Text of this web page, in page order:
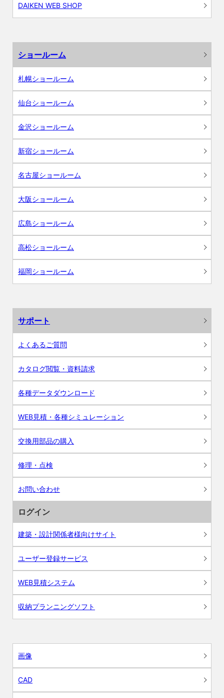
DAIKEN WEB SHOP
ショールーム
札幌ショールーム
仙台ショールーム
金沢ショールーム
新宿ショールーム
名古屋ショールーム
大阪ショールーム
広島ショールーム
高松ショールーム
福岡ショールーム
サポート
よくあるご質問
カタログ閲覧・資料請求
各種データダウンロード
WEB見積・各種シミュレーション
交換用部品の購入
修理・点検
お問い合わせ
ログイン
建築・設計関係者様向けサイト
ユーザー登録サービス
WEB見積システム
収納プランニングソフト
画像
CAD